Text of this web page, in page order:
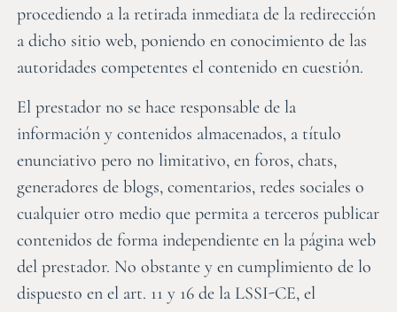
procediendo a la retirada inmediata de la redirección
a dicho sitio web, poniendo en conocimiento de las
autoridades competentes el contenido en cuestión.
El prestador no se hace responsable de la
información y contenidos almacenados, a título
enunciativo pero no limitativo, en foros, chats,
generadores de blogs, comentarios, redes sociales o
cualquier otro medio que permita a terceros publicar
contenidos de forma independiente en la página web
del prestador. No obstante y en cumplimiento de lo
dispuesto en el art. 11 y 16 de la LSSI-CE, el